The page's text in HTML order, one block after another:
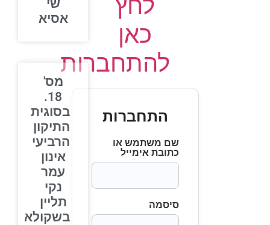
לחץ
כאן
להתחברות
התחברות
שם משתמש או
כתובת אימייל
סיסמה
שי
אסיא
מס'
18.
בסוגית
התיקון
הרביעי
אינון
עמר
נקי
תליין
בשקולא